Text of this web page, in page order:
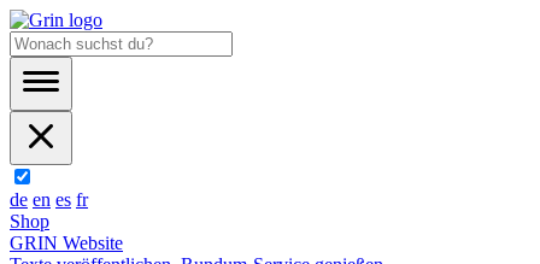
de en es fr
Shop
GRIN Website